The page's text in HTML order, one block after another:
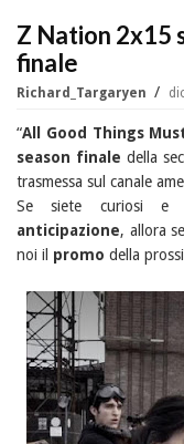
Z Nation 2x15
finale
Richard_Targaryen
“All Good Things
season finale della
trasmessa sul canale
Se siete curiosi e
anticipazione, allora
noi il promo della